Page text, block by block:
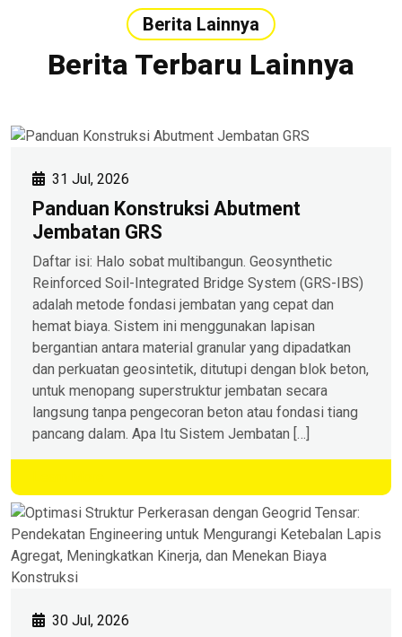
Berita Lainnya
Berita Terbaru Lainnya
31 Jul, 2026
Panduan Konstruksi Abutment
Jembatan GRS
Daftar isi: Halo sobat multibangun. Geosynthetic
Reinforced Soil-Integrated Bridge System (GRS-IBS)
adalah metode fondasi jembatan yang cepat dan
hemat biaya. Sistem ini menggunakan lapisan
bergantian antara material granular yang dipadatkan
dan perkuatan geosintetik, ditutupi dengan blok beton,
untuk menopang superstruktur jembatan secara
langsung tanpa pengecoran beton atau fondasi tiang
pancang dalam. Apa Itu Sistem Jembatan […]
30 Jul, 2026